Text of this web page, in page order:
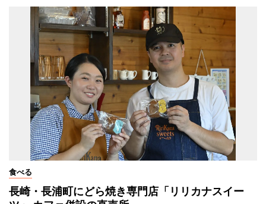
食べる
長崎・長浦町にどら焼き専門店「リリカナスイー